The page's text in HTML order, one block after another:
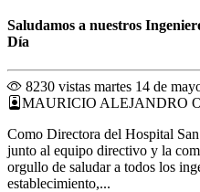
Saludamos a nuestros
Día
8230 vistas martes 14 de
MAURICIO ALEJANDRO
Como Directora del Hospital
junto al equipo directivo y la
orgullo de saludar a todos los
establecimiento,...